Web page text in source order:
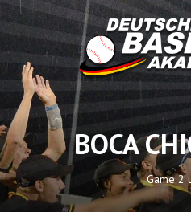
BOCA
Game 2